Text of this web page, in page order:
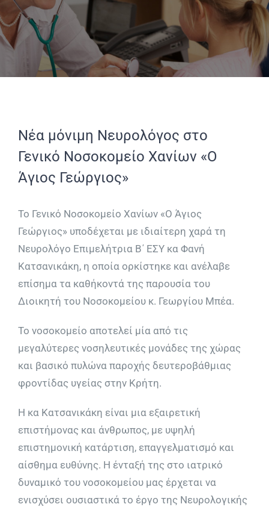
Νέα μόνιμη Νευρολόγος στο
Γενικό Νοσοκομείο Χανίων «Ο
Άγιος Γεώργιος»
Το Γενικό Νοσοκομείο Χανίων «Ο Άγιος
Γεώργιος» υποδέχεται με ιδιαίτερη χαρά τη
Νευρολόγο Επιμελήτρια Β΄ ΕΣΥ κα Φανή
Κατσανικάκη, η οποία ορκίστηκε και ανέλαβε
επίσημα τα καθήκοντά της παρουσία του
Διοικητή του Νοσοκομείου κ. Γεωργίου Μπέα.
Το νοσοκομείο αποτελεί μία από τις
μεγαλύτερες νοσηλευτικές μονάδες της χώρας
και βασικό πυλώνα παροχής δευτεροβάθμιας
φροντίδας υγείας στην Κρήτη.
Η κα Κατσανικάκη είναι μια εξαιρετική
επιστήμονας και άνθρωπος, με υψηλή
επιστημονική κατάρτιση, επαγγελματισμό και
αίσθημα ευθύνης. Η ένταξή της στο ιατρικό
δυναμικό του νοσοκομείου μας έρχεται να
ενισχύσει ουσιαστικά το έργο της Νευρολογικής